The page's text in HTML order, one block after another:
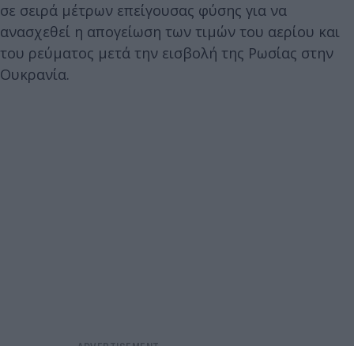
σε σειρά μέτρων επείγουσας φύσης για να
ανασχεθεί η απογείωση των τιμών του αερίου και
του ρεύματος μετά την εισβολή της Ρωσίας στην
Ουκρανία.